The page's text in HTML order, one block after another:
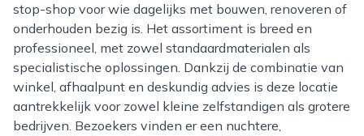
stop-shop voor wie dagelijks met bouwen, renoveren of
onderhouden bezig is. Het assortiment is breed en
professioneel, met zowel standaardmaterialen als
specialistische oplossingen. Dankzij de combinatie van
winkel, afhaalpunt en deskundig advies is deze locatie
aantrekkelijk voor zowel kleine zelfstandigen als grotere
bedrijven. Bezoekers vinden er een nuchtere,